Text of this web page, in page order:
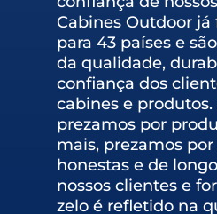
Cabines Outdoor
para 43 países e
da qualidade,
confiança dos
cabines e
prezamos por
mais, prezamos
honestas e de
nossos clientes e
zelo é refletido na